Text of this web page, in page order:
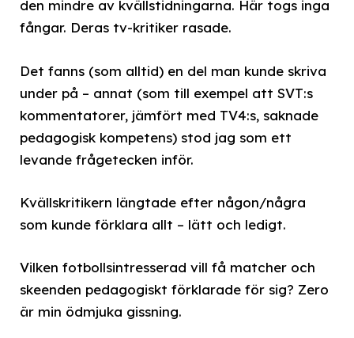
den mindre av kvällstidningarna. Här togs inga
fångar. Deras tv-kritiker rasade.
Det fanns (som alltid) en del man kunde skriva
under på – annat (som till exempel att SVT:s
kommentatorer, jämfört med TV4:s, saknade
pedagogisk kompetens) stod jag som ett
levande frågetecken inför.
Kvällskritikern längtade efter någon/några
som kunde förklara allt – lätt och ledigt.
Vilken fotbollsintresserad vill få matcher och
skeenden pedagogiskt förklarade för sig? Zero
är min ödmjuka gissning.